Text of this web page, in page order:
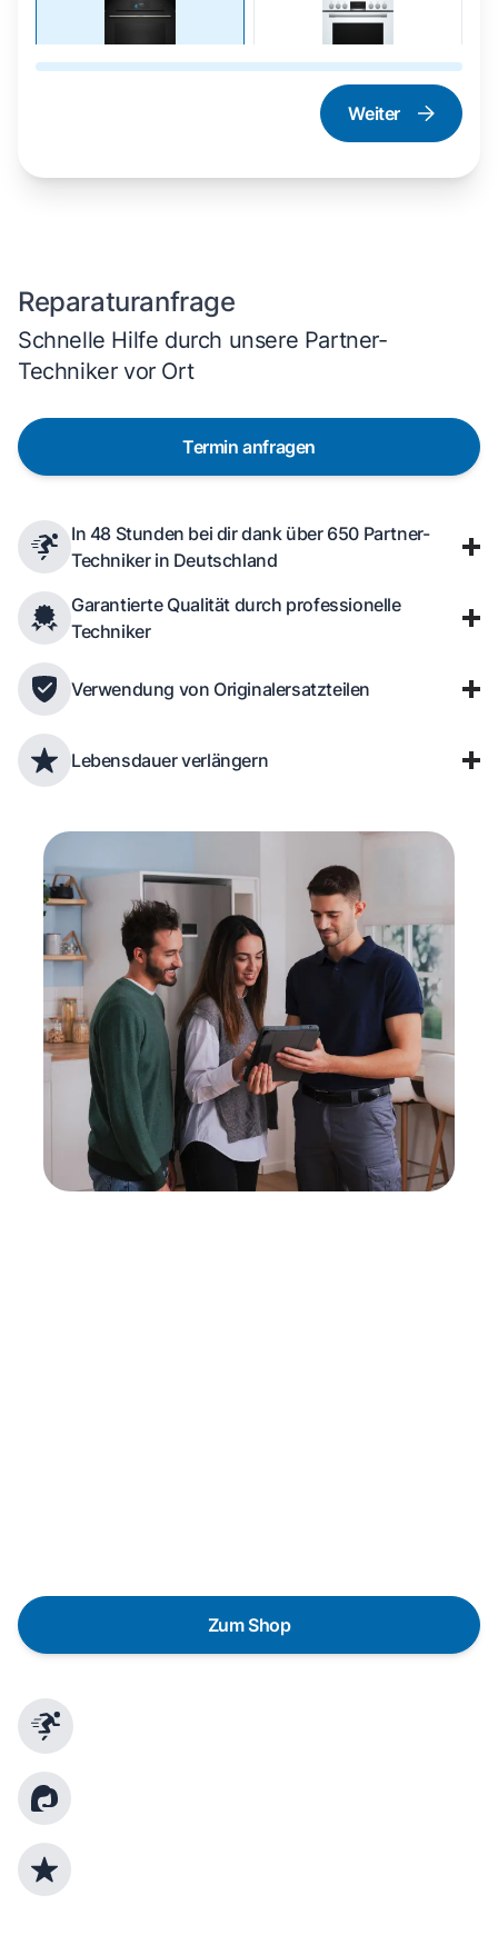
Herd und Backofen
Weiter
Reparaturanfrage
Schnelle Hilfe durch unsere Partner-
Techniker vor Ort
Termin anfragen
In 48 Stunden bei dir dank über 650 Partner-
Techniker in Deutschland
Garantierte Qualität durch professionelle
Techniker
Verwendung von Originalersatzteilen
Lebensdauer verlängern
Zum Shop